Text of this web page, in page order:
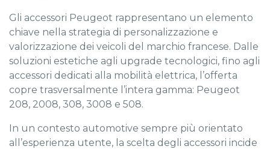
Gli accessori Peugeot rappresentano un elemento
chiave nella strategia di personalizzazione e
valorizzazione dei veicoli del marchio francese. Dalle
soluzioni estetiche agli upgrade tecnologici, fino agli
accessori dedicati alla mobilità elettrica, l’offerta
copre trasversalmente l’intera gamma: Peugeot
208, 2008, 308, 3008 e 508.
In un contesto automotive sempre più orientato
all’esperienza utente, la scelta degli accessori incide